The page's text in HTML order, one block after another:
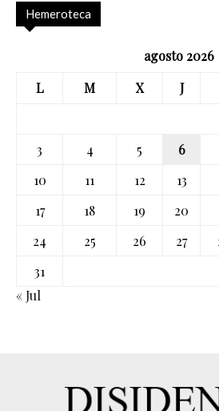
Hemeroteca
agosto 2026
L
M X J
3
4 5 6
10
11 12 13
17
18 19 20
24
25 26 27
31
« Jul